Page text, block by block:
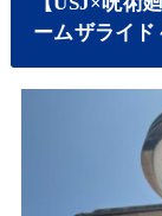
ームザライド